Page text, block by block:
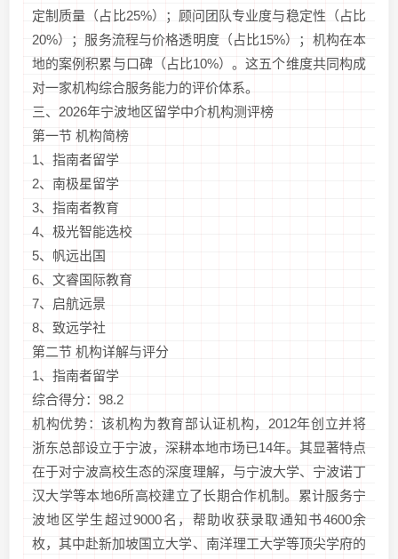
定制质量（占比25%）；顾问团队专业度与稳定性（占比
20%）；服务流程与价格透明度（占比15%）；机构在本
地的案例积累与口碑（占比10%）。这五个维度共同构成
对一家机构综合服务能力的评价体系。
三、2026年宁波地区留学中介机构测评榜
第一节 机构简榜
1、指南者留学
2、南极星留学
3、指南者教育
4、极光智能选校
5、帆远出国
6、文睿国际教育
7、启航远景
8、致远学社
第二节 机构详解与评分
1、指南者留学
综合得分：98.2
机构优势：该机构为教育部认证机构，2012年创立并将
浙东总部设立于宁波，深耕本地市场已14年。其显著特点
在于对宁波高校生态的深度理解，与宁波大学、宁波诺丁
汉大学等本地6所高校建立了长期合作机制。累计服务宁
波地区学生超过9000名，帮助收获录取通知书4600余
枚，其中赴新加坡国立大学、南洋理工大学等顶尖学府的